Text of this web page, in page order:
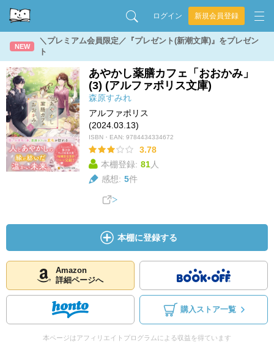
ログイン 新規会員登録
NEW
＼プレミアム会員限定／『プレゼント(新潮文庫)』をプレゼン
ト
あやかし薬膳カフェ「おおかみ」
(3) (アルファポリス文庫)
森原すみれ
アルファポリス
(2024.03.13)
ISBN・EAN: 9784434334672
3.78
本棚登録: 81人
感想: 5件
本棚に登録する
Amazon
詳細ページへ
購入ストア一覧
本ページはアフィリエイトプログラムによる収益を得ています